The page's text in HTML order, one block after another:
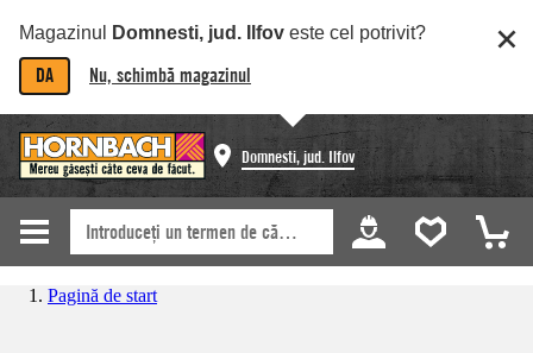
Magazinul Domnesti, jud. Ilfov este cel potrivit?
DA Nu, schimbă magazinul
Domnesti, jud. Ilfov
Pagină de start